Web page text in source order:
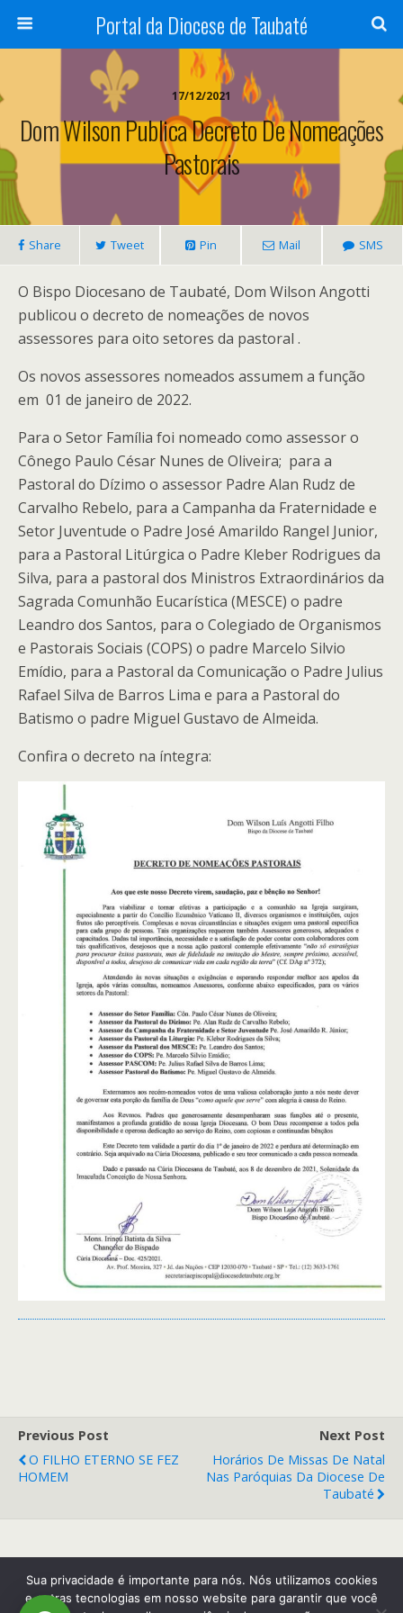
Portal da Diocese de Taubaté
17/12/2021
Dom Wilson Publica Decreto De Nomeações
Pastorais
Share Tweet Pin Mail SMS
O Bispo Diocesano de Taubaté, Dom Wilson Angotti
publicou o decreto de nomeações de novos
assessores para oito setores da pastoral .
Os novos assessores nomeados assumem a função
em 01 de janeiro de 2022.
Para o Setor Família foi nomeado como assessor o
Cônego Paulo César Nunes de Oliveira; para a
Pastoral do Dízimo o assessor Padre Alan Rudz de
Carvalho Rebelo, para a Campanha da Fraternidade e
Setor Juventude o Padre José Amarildo Rangel Junior,
para a Pastoral Litúrgica o Padre Kleber Rodrigues da
Silva, para a pastoral dos Ministros Extraordinários da
Sagrada Comunhão Eucarística (MESCE) o padre
Leandro dos Santos, para o Colegiado de Organismos
e Pastorais Sociais (COPS) o padre Marcelo Silvio
Emídio, para a Pastoral da Comunicação o Padre Julius
Rafael Silva de Barros Lima e para a Pastoral do
Batismo o padre Miguel Gustavo de Almeida.
Confira o decreto na íntegra:
Previous Post
O FILHO ETERNO SE FEZ
HOMEM
Next Post
Horários De Missas De Natal
Nas Paróquias Da Diocese De
Taubaté
Back to top
Sua privacidade é importante para nós. Nós utilizamos cookies
e outras tecnologias em nosso website para garantir que você